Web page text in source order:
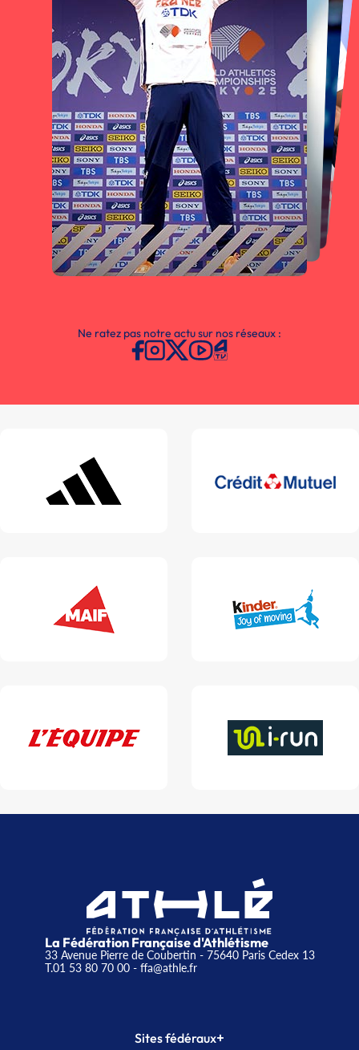
Ne ratez pas notre actu sur nos réseaux :
La Fédération Française d'Athlétisme
33 Avenue Pierre de Coubertin - 75640 Paris Cedex 13
T.01 53 80 70 00- ffa@athle.fr
Sites fédéraux+